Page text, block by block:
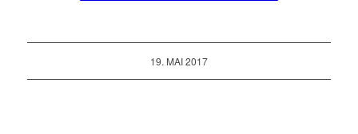
19. MAI 2017